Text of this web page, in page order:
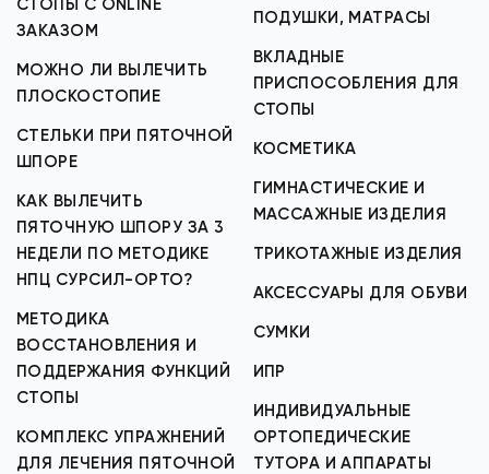
СТОПЫ С ONLINE
ЗАКАЗОМ
МОЖНО ЛИ ВЫЛЕЧИТЬ
ПЛОСКОСТОПИЕ
СТЕЛЬКИ ПРИ ПЯТОЧНОЙ
ШПОРЕ
КАК ВЫЛЕЧИТЬ
ПЯТОЧНУЮ ШПОРУ ЗА 3
НЕДЕЛИ ПО МЕТОДИКЕ
НПЦ СУРСИЛ-ОРТО?
МЕТОДИКА
ВОССТАНОВЛЕНИЯ И
ПОДДЕРЖАНИЯ ФУНКЦИЙ
СТОПЫ
КОМПЛЕКС УПРАЖНЕНИЙ
ДЛЯ ЛЕЧЕНИЯ ПЯТОЧНОЙ
ПОДУШКИ, МАТРАСЫ
ВКЛАДНЫЕ
ПРИСПОСОБЛЕНИЯ ДЛЯ
СТОПЫ
КОСМЕТИКА
ГИМНАСТИЧЕСКИЕ И
МАССАЖНЫЕ ИЗДЕЛИЯ
ТРИКОТАЖНЫЕ ИЗДЕЛИЯ
АКСЕССУАРЫ ДЛЯ ОБУВИ
СУМКИ
ИПР
ИНДИВИДУАЛЬНЫЕ
ОРТОПЕДИЧЕСКИЕ
ТУТОРА И АППАРАТЫ